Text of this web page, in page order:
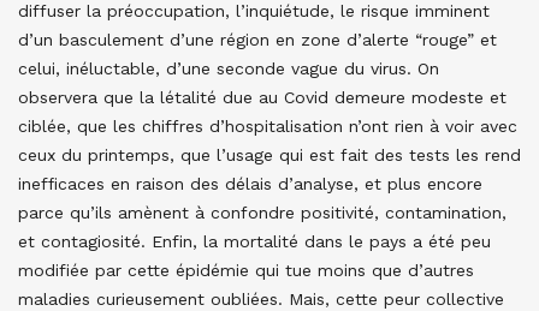
diffuser la préoccupation, l’inquiétude, le risque imminent
d’un basculement d’une région en zone d’alerte “rouge” et
celui, inéluctable, d’une seconde vague du virus. On
observera que la létalité due au Covid demeure modeste et
ciblée, que les chiffres d’hospitalisation n’ont rien à voir avec
ceux du printemps, que l’usage qui est fait des tests les rend
inefficaces en raison des délais d’analyse, et plus encore
parce qu’ils amènent à confondre positivité, contamination,
et contagiosité. Enfin, la mortalité dans le pays a été peu
modifiée par cette épidémie qui tue moins que d’autres
maladies curieusement oubliées. Mais, cette peur collective